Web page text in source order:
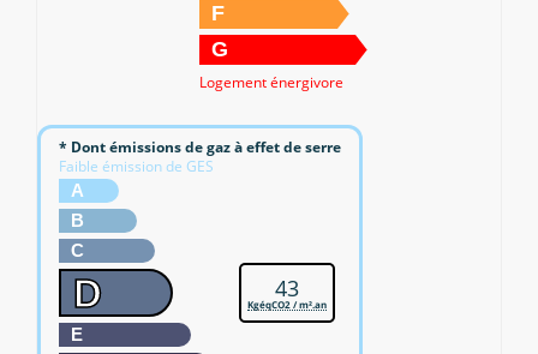
F
G
Logement énergivore
* Dont émissions de gaz à effet de serre
Faible émission de GES
A
B
C
D
E
43
KgéqCO2 / m².an